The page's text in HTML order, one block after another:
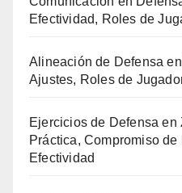
Efectividad, Roles de
Alineación de Defensa
Ajustes, Roles de
Ejercicios de Defensa en
Práctica, Compromiso de
Efectividad